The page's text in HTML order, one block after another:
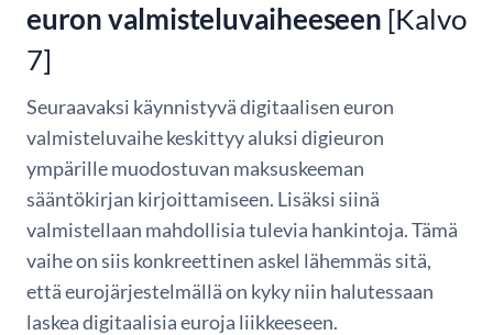
euron valmisteluvaiheeseen [Kalvo
7]
Seuraavaksi käynnistyvä digitaalisen euron
valmisteluvaihe keskittyy aluksi digieuron
ympärille muodostuvan maksuskeeman
sääntökirjan kirjoittamiseen. Lisäksi siinä
valmistellaan mahdollisia tulevia hankintoja. Tämä
vaihe on siis konkreettinen askel lähemmäs sitä,
että eurojärjestelmällä on kyky niin halutessaan
laskea digitaalisia euroja liikkeeseen.